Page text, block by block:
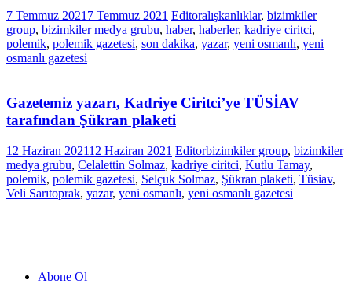
7 Temmuz 2021 7 Temmuz 2021 Editoralışkanlıklar, bizimkiler
group, bizimkiler medya grubu, haber, haberler, kadriye ciritci,
polemik, polemik gazetesi, son dakika, yazar, yeni osmanlı, yeni
osmanlı gazetesi
Gazetemiz yazarı, Kadriye Ciritci’ye TÜSİAV
tarafından Şükran plaketi
12 Haziran 202112 Haziran 2021 Editorbizimkiler group, bizimkiler
medya grubu, Celalettin Solmaz, kadriye ciritci, Kutlu Tamay,
polemik, polemik gazetesi, Selçuk Solmaz, Şükran plaketi, Tüsiav,
Veli Sarıtoprak, yazar, yeni osmanlı, yeni osmanlı gazetesi
Abone Ol